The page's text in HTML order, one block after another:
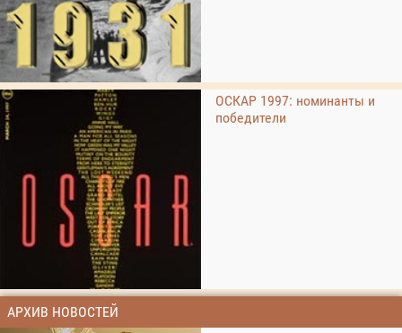
ОСКАР 1997: номинанты и
победители
АРХИВ НОВОСТЕЙ